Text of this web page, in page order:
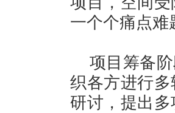
一个个痛点难
项目筹备
织各方进行
研讨，提出